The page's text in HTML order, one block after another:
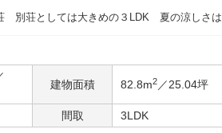
別荘としては大きめの３LDK 夏の涼しさは
建物面積 82.8m2 ／25.04坪
間取 3LDK